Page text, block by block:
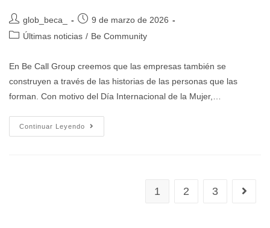
glob_beca_
9 de marzo de 2026
Últimas noticias / Be Community
En Be Call Group creemos que las empresas también se
construyen a través de las historias de las personas que las
forman. Con motivo del Día Internacional de la Mujer,…
Continuar Leyendo
1 2 3